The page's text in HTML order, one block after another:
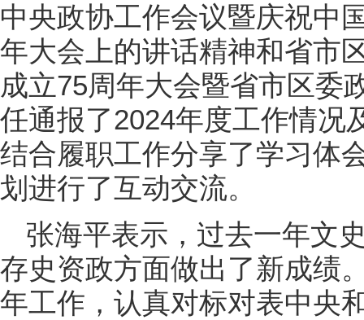
中央政协工作会议暨庆祝中
年大会上的讲话精神和省市
成立75周年大会暨省市区委
任通报了2024年度工作情况
结合履职工作分享了学习体
划进行了互动交流。
张海平表示，过去一年文
存史资政方面做出了新成绩
年工作，认真对标对表中央